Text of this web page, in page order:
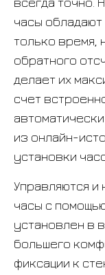
часы
только время,
обратного
делает их
счет
из онлайн-
установки
Управляются и
часы с
установлен в
большего
фиксации к